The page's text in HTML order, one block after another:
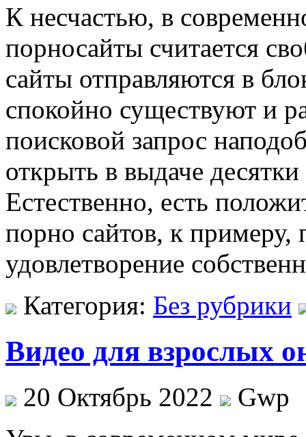
К нeсчaстью, в
порносайты считается
сайты отправляются в
спокойно существуют и
поисковой запрос
открыть в выдаче
Естественно, есть
порно сайтов, к примеру,
удовлетворение
Категория: Без рубрики
Видео для взрослых
20 Октябрь 2022
Gwp